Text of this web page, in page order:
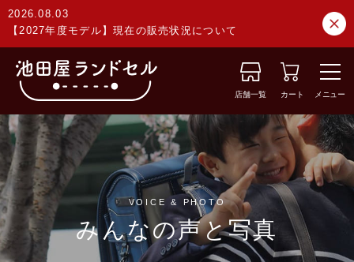
2026.08.03
【2027年度モデル】現在の販売状況について
店舗一覧 カート メニュー
VOICE & PHOTO
みんなの声と写真